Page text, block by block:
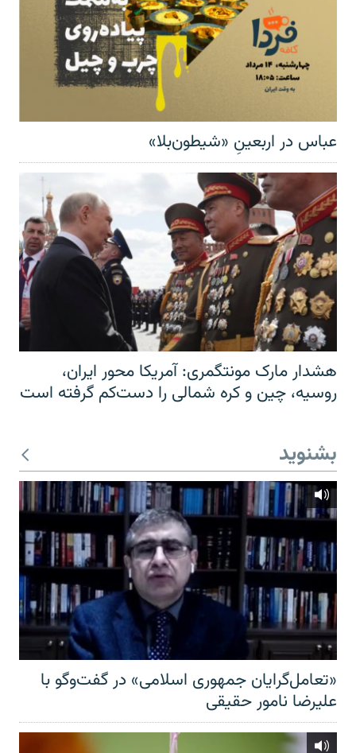
عباس در اربعینِ «شیطون‌بلا»
هشدار مارک مونتگمری: آمریکا محور ایران،
روسیه، چین و کره شمالی را دست‌کم گرفته است
بشنوید
«تعامل‌گرایان جمهوری اسلامی» در گفت‌وگو با
علیرضا نامور حقیقی